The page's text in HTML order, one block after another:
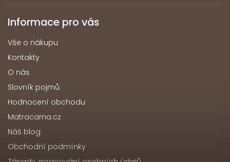
Informace pro vás
Vše o nákupu
Kontakty
O nás
Slovník pojmů
Hodnocení obchodu
Matracarna.cz
Náš blog
Obchodní podmínky